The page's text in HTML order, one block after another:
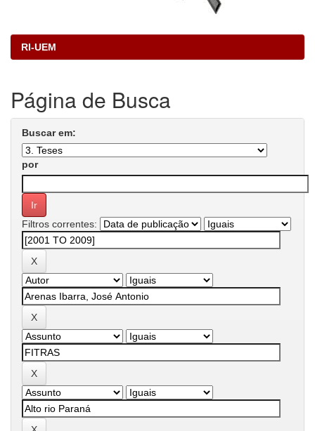
RI-UEM
Página de Busca
Buscar em:
por
Filtros correntes: